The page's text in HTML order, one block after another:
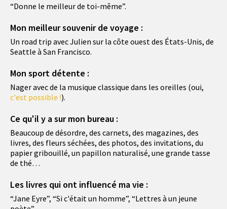
“Donne le meilleur de toi-même”.
Mon meilleur souvenir de voyage :
Un road trip avec Julien sur la côte ouest des États-Unis, de
Seattle à San Francisco.
Mon sport détente :
Nager avec de la musique classique dans les oreilles (oui,
c'est possible !).
Ce qu'il y a sur mon bureau :
Beaucoup de désordre, des carnets, des magazines, des
livres, des fleurs séchées, des photos, des invitations, du
papier gribouillé, un papillon naturalisé, une grande tasse
de thé…
Les livres qui ont influencé ma vie :
“Jane Eyre”, “Si c'était un homme”, “Lettres à un jeune